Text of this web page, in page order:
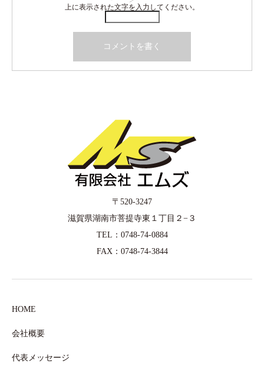
上に表示された文字を入力してください。
〒520-3247
滋賀県湖南市菩提寺東１丁目２−３
TEL：0748-74-0884
FAX：0748-74-3844
HOME
会社概要
代表メッセージ